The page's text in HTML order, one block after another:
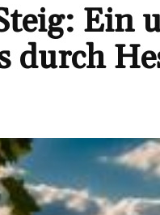
Ein
durch